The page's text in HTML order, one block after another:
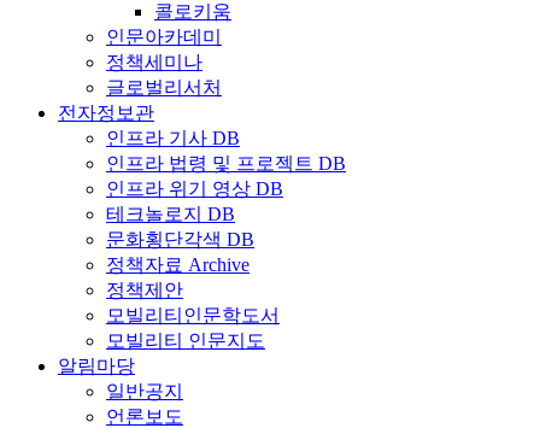
콜로키움
인문아카데미
정책세미나
글로벌리서처
전자정보관
인프라 기사 DB
인프라 법령 및 프로젝트 DB
인프라 위기 영상 DB
테크놀로지 DB
문화횡단각색 DB
정책자료 Archive
정책제안
모빌리티인문학도서
모빌리티 인문지도
알림마당
일반공지
언론보도